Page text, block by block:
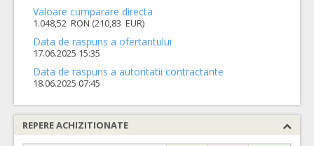
Valoare cumparare directa
1.048,52 RON (210,83 EUR)
Data de raspuns a ofertantului
17.06.2025 15:35
Data de raspuns a autoritatii contractante
18.06.2025 07:45
REPERE ACHIZITIONATE